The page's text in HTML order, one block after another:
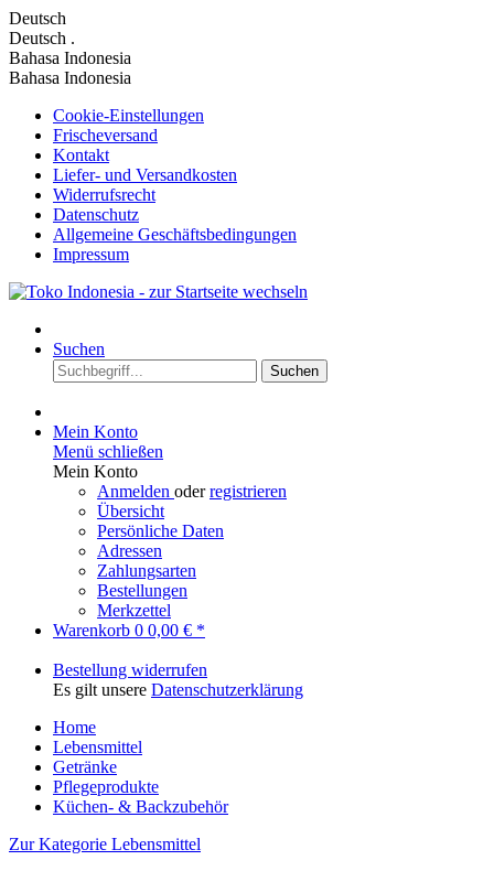
Deutsch
Deutsch .
Bahasa Indonesia
Bahasa Indonesia
Cookie-Einstellungen
Frischeversand
Kontakt
Liefer- und Versandkosten
Widerrufsrecht
Datenschutz
Allgemeine Geschäftsbedingungen
Impressum
Suchen
Suchen
Mein Konto
Menü schließen
Mein Konto
Anmelden oderregistrieren
Übersicht
Persönliche Daten
Adressen
Zahlungsarten
Bestellungen
Merkzettel
Warenkorb 0 0,00 € *
Bestellung widerrufen
Es gilt unsere Datenschutzerklärung
Home
Lebensmittel
Getränke
Pflegeprodukte
Küchen- & Backzubehör
Zur Kategorie Lebensmittel